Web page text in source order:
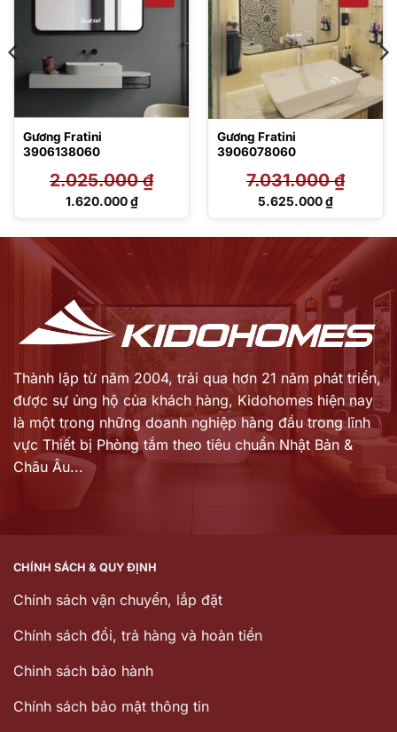
Gương Fratini
3906138060
2.025.000₫
Giá
1.620.000₫
Giá
Gương Fratini
3906078060
7.031.000₫
Giá
7.031.000 ₫.
5.625.000₫
Giá
5.625.000 ₫.
Thành lập từ năm 2004, trải qua hơn 21 năm phát triển,
được sự ủng hộ của khách hàng, Kidohomes hiện nay
là một trong những doanh nghiệp hàng đầu trong lĩnh
vực Thiết bị Phòng tắm theo tiêu chuẩn Nhật Bản &
Châu Âu...
CHÍNH SÁCH & QUY ĐỊNH
Chính sách vận chuyển, lắp đặt
Chính sách đổi, trả hàng và hoàn tiền
Chinh sách bảo hành
Chính sách bảo mật thông tin